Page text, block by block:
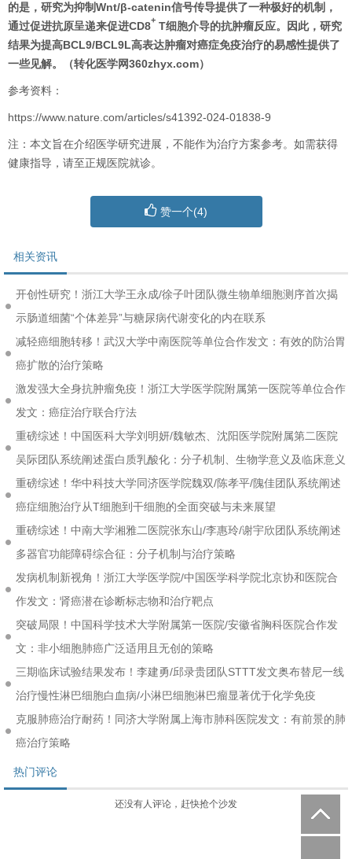
的是，研究为抑制Wnt/β-catenin信号传导提供了一种极好的机制，
通过促进抗原呈递来促进CD8
+
T细胞介导的抗肿瘤反应。因此，研究
结果为提高BCL9/BCL9L高表达肿瘤对癌症免疫治疗的易感性提供了
一些见解。（转化医学网360zhyx.com）
参考资料：
https://www.nature.com/articles/s41392-024-01838-9
注：本文旨在介绍医学研究进展，不能作为治疗方案参考。如需获得
健康指导，请至正规医院就诊。
赞一个(4)
相关资讯
开创性研究！浙江大学王永成/徐子叶团队微生物单细胞测序首次揭
示肠道细菌“个体差异”与糖尿病代谢变化的内在联系
减轻癌细胞转移！武汉大学中南医院等单位合作发文：有效的防治胃
癌扩散的治疗策略
激发强大全身抗肿瘤免疫！浙江大学医学院附属第一医院等单位合作
发文：癌症治疗联合疗法
重磅综述！中国医科大学刘明妍/魏敏杰、沈阳医学院附属第二医院
吴际团队系统阐述蛋白质乳酸化：分子机制、生物学意义及临床意义
重磅综述！华中科技大学同济医学院魏双/陈孝平/隗佳团队系统阐述
癌症细胞治疗从T细胞到干细胞的全面突破与未来展望
重磅综述！中南大学湘雅二医院张东山/李惠玲/谢宇欣团队系统阐述
多器官功能障碍综合征：分子机制与治疗策略
发病机制新视角！浙江大学医学院/中国医学科学院北京协和医院合
作发文：肾癌潜在诊断标志物和治疗靶点
突破局限！中国科学技术大学附属第一医院/安徽省胸科医院合作发
文：非小细胞肺癌广泛适用且无创的策略
三期临床试验结果发布！李建勇/邱录贵团队STTT发文奥布替尼一线
治疗慢性淋巴细胞白血病/小淋巴细胞淋巴瘤显著优于化学免疫
克服肺癌治疗耐药！同济大学附属上海市肺科医院发文：有前景的肺
癌治疗策略
热门评论
还没有人评论，赶快抢个沙发